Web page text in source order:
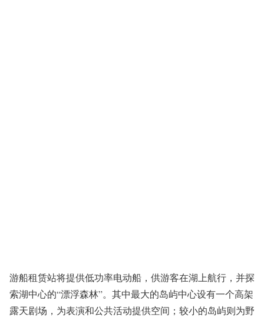
游船租赁站将提供低功率电动船，供游客在湖上航行，并探
索湖中心的“漂浮森林”。其中最大的岛屿中心设有一个高架
露天剧场，为表演和公共活动提供空间；较小的岛屿则为野